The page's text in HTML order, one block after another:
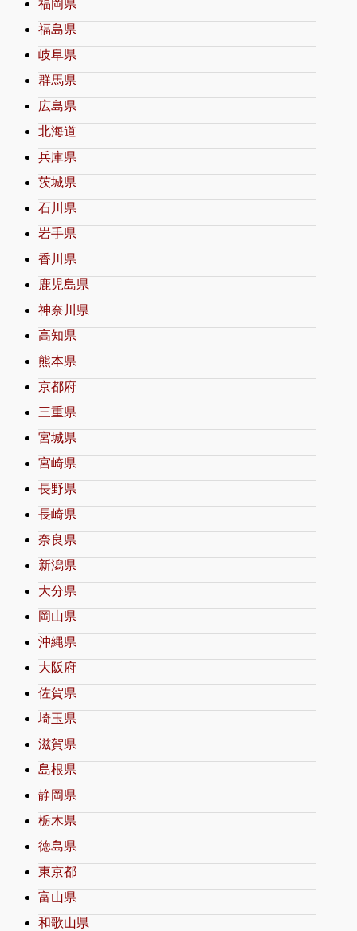
福岡県
福島県
岐阜県
群馬県
広島県
北海道
兵庫県
茨城県
石川県
岩手県
香川県
鹿児島県
神奈川県
高知県
熊本県
京都府
三重県
宮城県
宮崎県
長野県
長崎県
奈良県
新潟県
大分県
岡山県
沖縄県
大阪府
佐賀県
埼玉県
滋賀県
島根県
静岡県
栃木県
徳島県
東京都
富山県
和歌山県